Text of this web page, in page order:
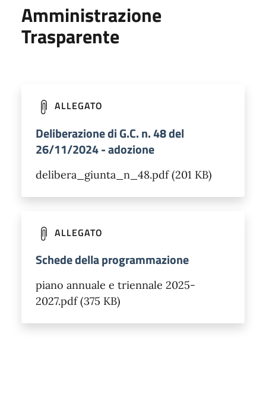
Amministrazione
Trasparente
ALLEGATO
Deliberazione di G.C. n. 48 del
26/11/2024 - adozione
delibera_giunta_n_48.pdf (201 KB)
ALLEGATO
Schede della programmazione
piano annuale e triennale 2025-
2027.pdf (375 KB)